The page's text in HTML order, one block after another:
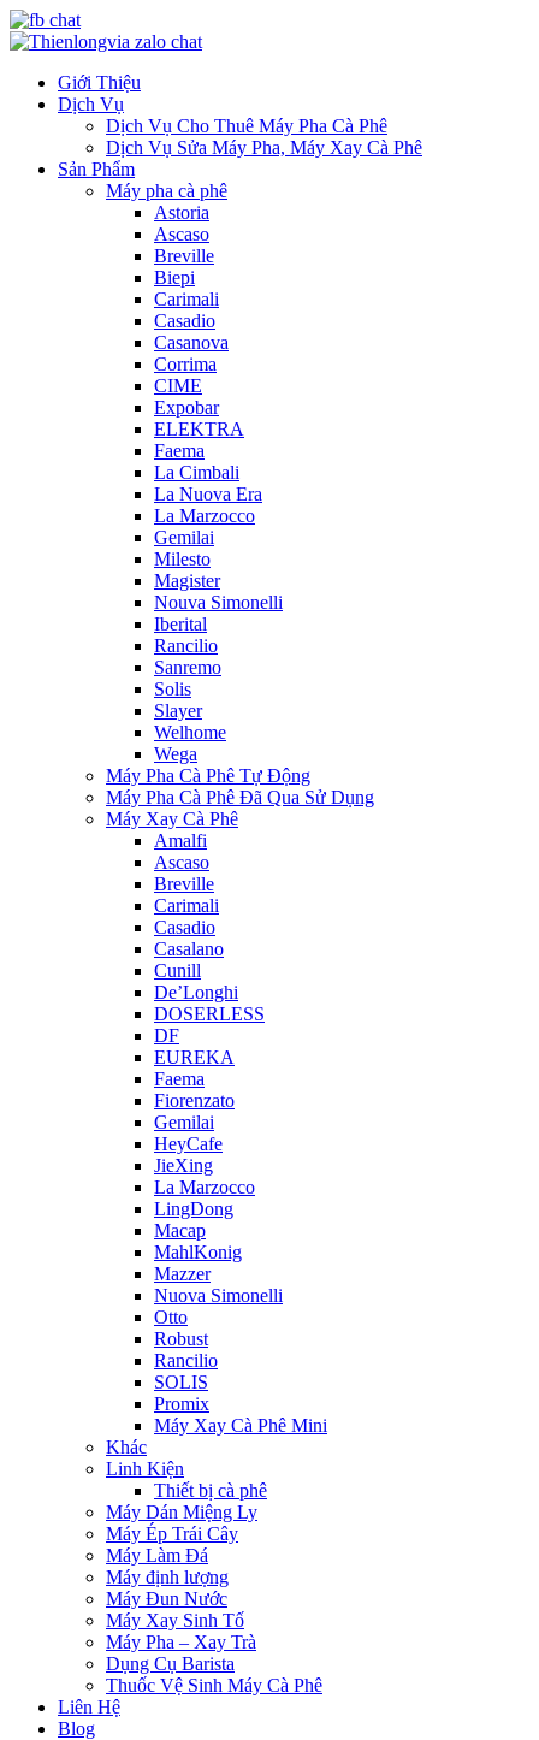
Giới Thiệu
Dịch Vụ
Dịch Vụ Cho Thuê Máy Pha Cà Phê
Dịch Vụ Sửa Máy Pha, Máy Xay Cà Phê
Sản Phẩm
Máy pha cà phê
Astoria
Ascaso
Breville
Biepi
Carimali
Casadio
Casanova
Corrima
CIME
Expobar
ELEKTRA
Faema
La Cimbali
La Nuova Era
La Marzocco
Gemilai
Milesto
Magister
Nouva Simonelli
Iberital
Rancilio
Sanremo
Solis
Slayer
Welhome
Wega
Máy Pha Cà Phê Tự Động
Máy Pha Cà Phê Đã Qua Sử Dụng
Máy Xay Cà Phê
Amalfi
Ascaso
Breville
Carimali
Casadio
Casalano
Cunill
De’Longhi
DOSERLESS
DF
EUREKA
Faema
Fiorenzato
Gemilai
HeyCafe
JieXing
La Marzocco
LingDong
Macap
MahlKonig
Mazzer
Nuova Simonelli
Otto
Robust
Rancilio
SOLIS
Promix
Máy Xay Cà Phê Mini
Khác
Linh Kiện
Thiết bị cà phê
Máy Dán Miệng Ly
Máy Ép Trái Cây
Máy Làm Đá
Máy định lượng
Máy Đun Nước
Máy Xay Sinh Tố
Máy Pha – Xay Trà
Dụng Cụ Barista
Thuốc Vệ Sinh Máy Cà Phê
Liên Hệ
Blog